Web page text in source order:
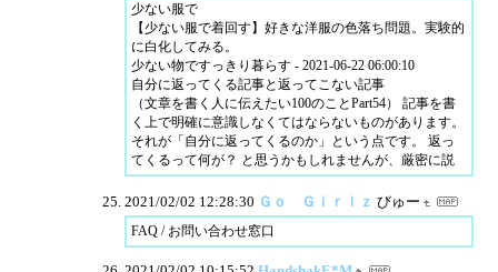
少ない服で
【少ない服で着回す】好きな洋服の色落ち問題。実験的
に白化してみる。
少ない物ですっきり暮らす - 2021-06-22 06:00:10
自分に返ってくる記事と返ってこない記事
（文章を書く人に伝えたい100のことPart54） 記事を書
く上で明確に意識しなくてはならないものがあります。
それが「自分に返ってくるのか」という点です。 返っ
てくるって何が？ と思うかもしれませんが、厳密に説
2021/02/02 12:28:30 Ｇｏ Ｇｉｒｌｚ びゅー
FAQ / お問い合わせ窓口